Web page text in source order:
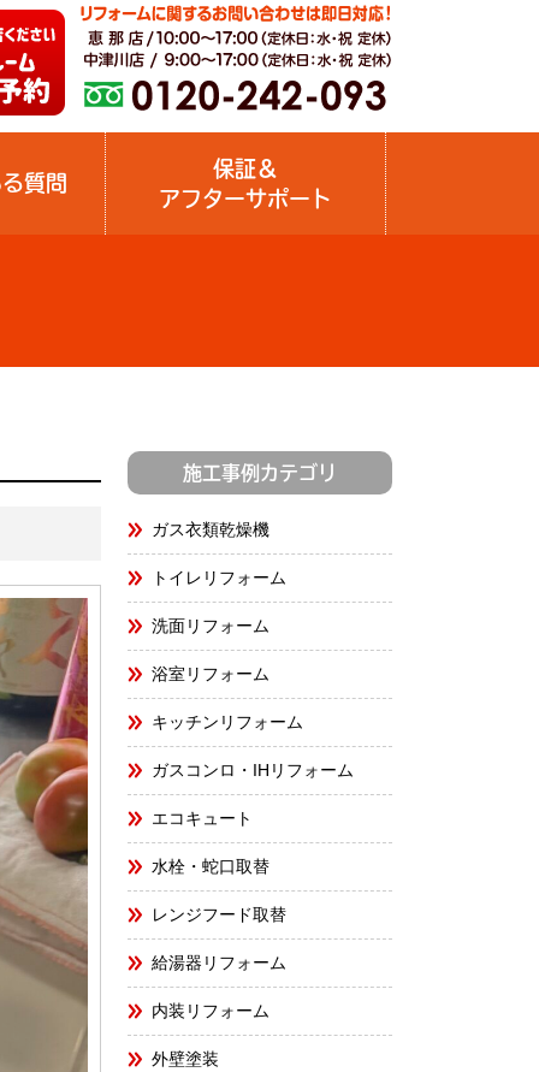
質問
保証＆
アフターサポート
施工事例カテゴリ
ガス衣類乾燥機
トイレリフォーム
洗面リフォーム
浴室リフォーム
キッチンリフォーム
ガスコンロ・IHリフォーム
エコキュート
水栓・蛇口取替
レンジフード取替
給湯器リフォーム
内装リフォーム
外壁塗装